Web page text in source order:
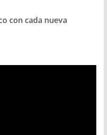
con cada nueva